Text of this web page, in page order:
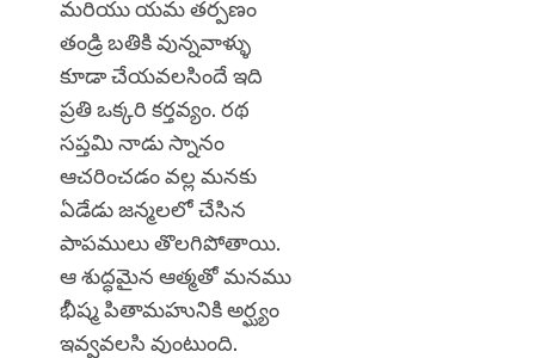
మరియు యమ తర్పణం
తండ్రి బతికి వున్నవాళ్ళు
కూడా చేయవలసిందే ఇది
ప్రతి ఒక్కరి కర్తవ్యం. రథ
సప్తమి నాడు స్నానం
ఆచరించడం వల్ల మనకు
ఏడేడు జన్మలలో చేసిన
పాపములు తొలగిపోతాయి.
ఆ శుద్ధమైన ఆత్మతో మనము
భీష్మ పితామహునికి అర్ఘ్యం
ఇవ్వవలసి వుంటుంది.